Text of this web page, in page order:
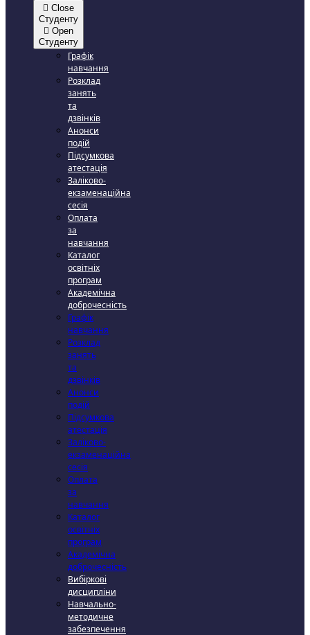
Close
Студенту
Open
Студенту
Графік
навчання
Розклад
занять
та
дзвінків
Анонси
подій
Підсумкова
атестація
Заліково-
екзаменаційна
сесія
Оплата
за
навчання
Каталог
освітніх
програм
Академічна
доброчесність
Графік
навчання
Розклад
занять
та
дзвінків
Анонси
подій
Підсумкова
атестація
Заліково-
екзаменаційна
сесія
Оплата
за
навчання
Каталог
освітніх
програм
Академічна
доброчесність
Вибіркові
дисципліни
Навчально-
методичне
забезпечення